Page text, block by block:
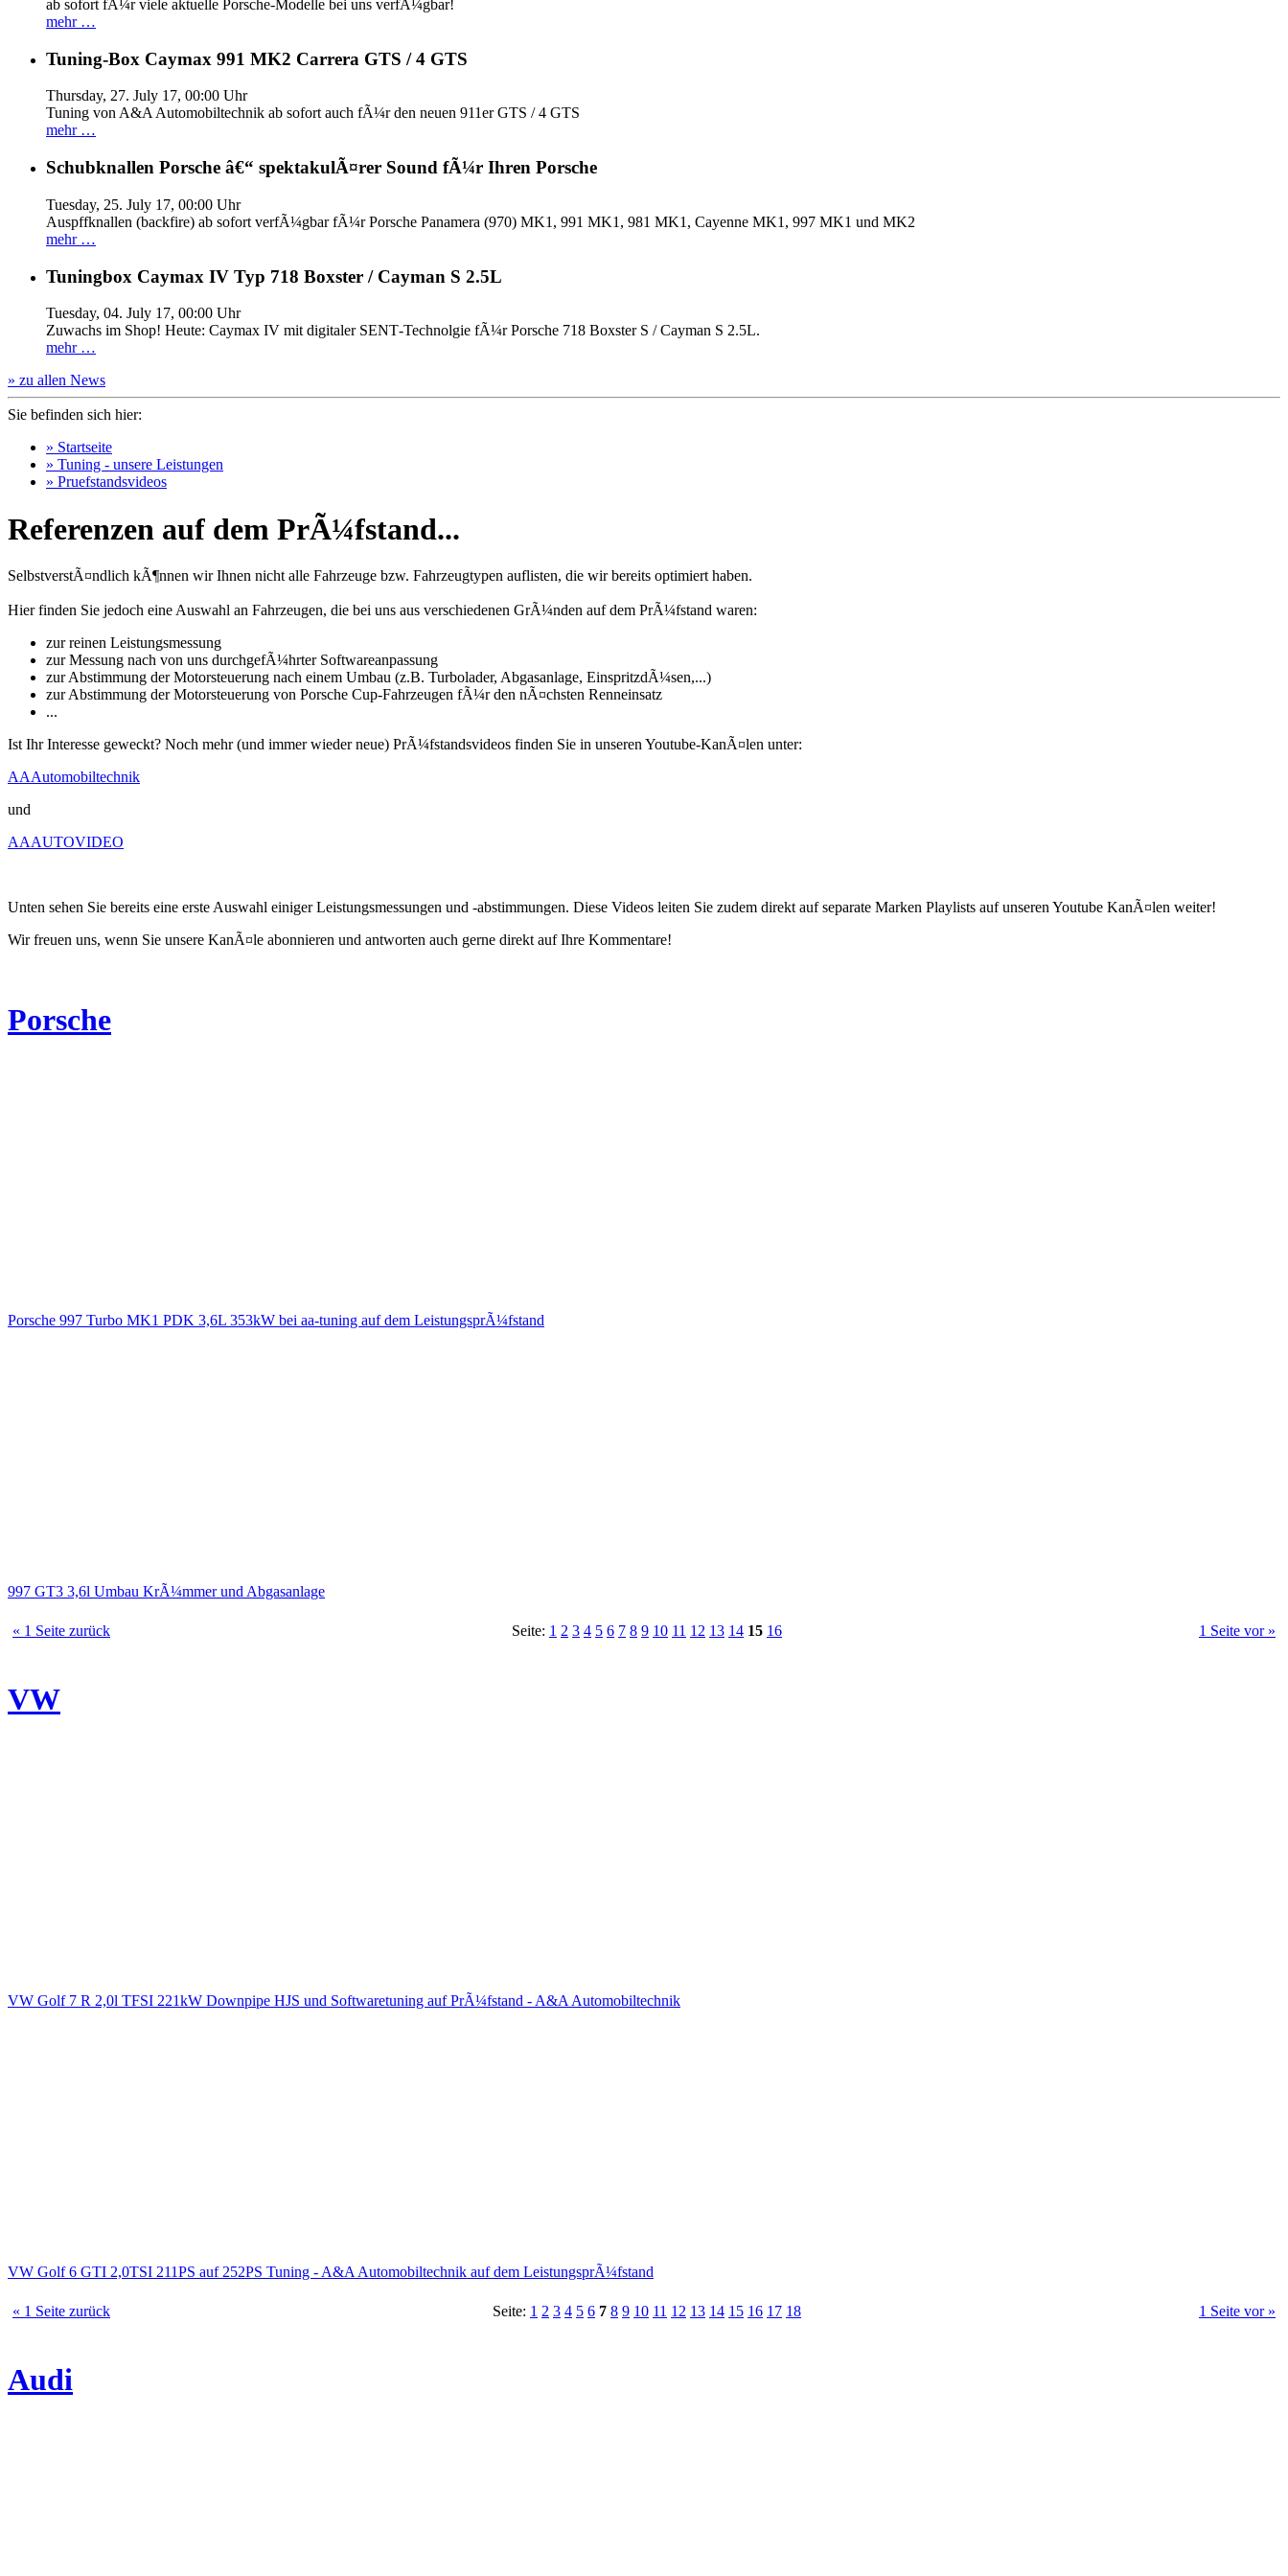
ab sofort fÃ¼r viele aktuelle Porsche-Modelle bei uns verfÃ¼gbar!
mehr …
Tuning-Box Caymax 991 MK2 Carrera GTS / 4 GTS
Thursday, 27. July 17, 00:00 Uhr
Tuning von A&A Automobiltechnik ab sofort auch fÃ¼r den neuen 911er GTS / 4 GTS
mehr …
Schubknallen Porsche â€“ spektakulÃ¤rer Sound fÃ¼r Ihren Porsche
Tuesday, 25. July 17, 00:00 Uhr
Auspffknallen (backfire) ab sofort verfÃ¼gbar fÃ¼r Porsche Panamera (970) MK1, 991 MK1, 981 MK1, Cayenne MK1, 997 MK1 und MK2
mehr …
Tuningbox Caymax IV Typ 718 Boxster / Cayman S 2.5L
Tuesday, 04. July 17, 00:00 Uhr
Zuwachs im Shop! Heute: Caymax IV mit digitaler SENT‐Technolgie fÃ¼r Porsche 718 Boxster S / Cayman S 2.5L.
mehr …
» zu allen News
Sie befinden sich hier:
» Startseite
» Tuning - unsere Leistungen
» Pruefstandsvideos
Referenzen auf dem PrÃ¼fstand...
SelbstverstÃ¤ndlich kÃ¶nnen wir Ihnen nicht alle Fahrzeuge bzw. Fahrzeugtypen auflisten, die wir bereits optimiert haben.
Hier finden Sie jedoch eine Auswahl an Fahrzeugen, die bei uns aus verschiedenen GrÃ¼nden auf dem PrÃ¼fstand waren:
zur reinen Leistungsmessung
zur Messung nach von uns durchgefÃ¼hrter Softwareanpassung
zur Abstimmung der Motorsteuerung nach einem Umbau (z.B. Turbolader, Abgasanlage, EinspritzdÃ¼sen,...)
zur Abstimmung der Motorsteuerung von Porsche Cup-Fahrzeugen fÃ¼r den nÃ¤chsten Renneinsatz
...
Ist Ihr Interesse geweckt? Noch mehr (und immer wieder neue) PrÃ¼fstandsvideos finden Sie in unseren Youtube-KanÃ¤len unter:
AAAutomobiltechnik
und
AAAUTOVIDEO
Unten sehen Sie bereits eine erste Auswahl einiger Leistungsmessungen und -abstimmungen. Diese Videos leiten Sie zudem direkt auf separate Marken Playlists auf unseren Youtube KanÃ¤len weiter!
Wir freuen uns, wenn Sie unsere KanÃ¤le abonnieren und antworten auch gerne direkt auf Ihre Kommentare!
Porsche
Porsche 997 Turbo MK1 PDK 3,6L 353kW bei aa-tuning auf dem LeistungsprÃ¼fstand
997 GT3 3,6l Umbau KrÃ¼mmer und Abgasanlage
« 1 Seite zurück Seite: 1 2 3 4 5 6 7 8 9 10 11 12 13 14 15 16 1 Seite vor »
VW
VW Golf 7 R 2,0l TFSI 221kW Downpipe HJS und Softwaretuning auf PrÃ¼fstand - A&A Automobiltechnik
VW Golf 6 GTI 2,0TSI 211PS auf 252PS Tuning - A&A Automobiltechnik auf dem LeistungsprÃ¼fstand
« 1 Seite zurück Seite: 1 2 3 4 5 6 7 8 9 10 11 12 13 14 15 16 17 18 1 Seite vor »
Audi